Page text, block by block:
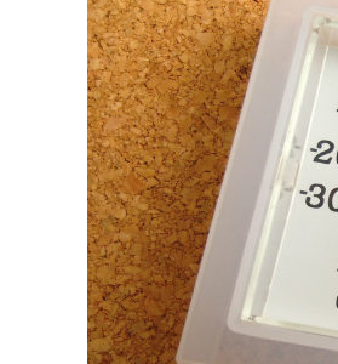
住宅業界の裏話
せやまの活動・ミッ